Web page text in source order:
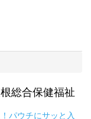
総合保健福祉
パウチにサッと入